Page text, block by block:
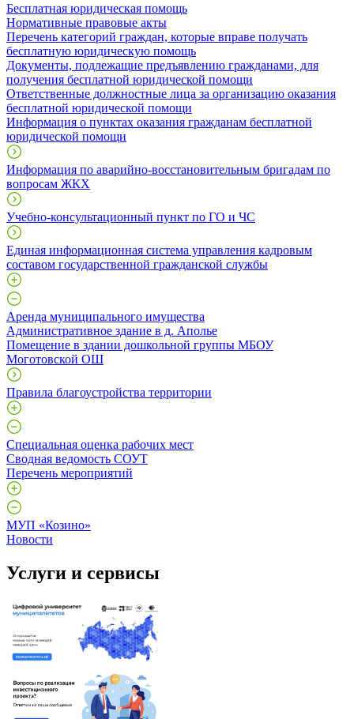
Бесплатная юридическая помощь
Нормативные правовые акты
Перечень категорий граждан, которые вправе получать
бесплатную юридическую помощь
Документы, подлежащие предъявлению гражданами, для
получения бесплатной юридической помощи
Ответственные должностные лица за организацию оказания
бесплатной юридической помощи
Информация о пунктах оказания гражданам бесплатной
юридической помощи
Информация по аварийно-восстановительным бригадам по
вопросам ЖКХ
Учебно-консультационный пункт по ГО и ЧС
Единая информационная система управления кадровым
составом государственной гражданской службы
Аренда муниципального имущества
Административное здание в д. Аполье
Помещение в здании дошкольной группы МБОУ
Моготовской ОШ
Правила благоустройства территории
Специальная оценка рабочих мест
Сводная ведомость СОУТ
Перечень мероприятий
МУП «Козино»
Новости
Услуги и сервисы